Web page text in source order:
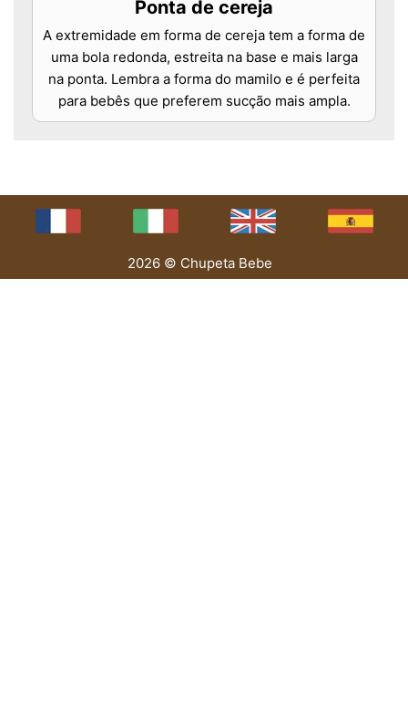
Ponta de cereja
A extremidade em forma de cereja tem a forma de
uma bola redonda, estreita na base e mais larga
na ponta. Lembra a forma do mamilo e é perfeita
para bebês que preferem sucção mais ampla.
2026 © Chupeta Bebe